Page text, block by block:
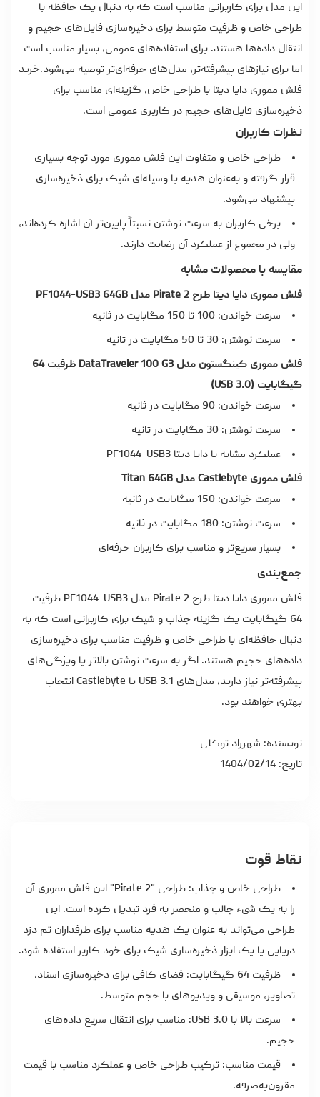
این مدل برای کاربرانی مناسب است که به دنبال یک حافظه با
طراحی خاص و ظرفیت متوسط برای ذخیره‌سازی فایل‌های حجیم و
انتقال داده‌ها هستند. برای استفاده‌های عمومی، بسیار مناسب است
اما برای نیازهای پیشرفته‌تر، مدل‌های حرفه‌ای‌تر توصیه می‌شود.خرید
فلش مموری دایا دیتا با طراحی خاص، گزینه‌ای مناسب برای
ذخیره‌سازی فایل‌های حجیم در کاربری عمومی است.
نظرات کاربران
طراحی خاص و متفاوت این فلش مموری مورد توجه بسیاری
قرار گرفته و به‌عنوان هدیه یا وسیله‌ای شیک برای ذخیره‌سازی
پیشنهاد می‌شود.
برخی کاربران به سرعت نوشتن نسبتاً پایین‌تر آن اشاره کرده‌اند،
ولی در مجموع از عملکرد آن رضایت دارند.
مقایسه با محصولات مشابه
فلش مموری دایا دیتا طرح Pirate 2 مدل PF1044-USB3 64GB
سرعت خواندن: 100 تا 150 مگابایت در ثانیه
سرعت نوشتن: 30 تا 50 مگابایت در ثانیه
فلش مموری کینگستون مدل DataTraveler 100 G3 ظرفیت 64
گیگابایت (USB 3.0)
سرعت خواندن: 90 مگابایت در ثانیه
سرعت نوشتن: 30 مگابایت در ثانیه
عملکرد مشابه با دایا دیتا PF1044-USB3
فلش مموری Castlebyte مدل Titan 64GB
سرعت خواندن: 150 مگابایت در ثانیه
سرعت نوشتن: 180 مگابایت در ثانیه
بسیار سریع‌تر و مناسب برای کاربران حرفه‌ای
جمع‌بندی
فلش مموری دایا دیتا طرح Pirate 2 مدل PF1044-USB3 ظرفیت
64 گیگابایت یک گزینه جذاب و شیک برای کاربرانی است که به
دنبال حافظه‌ای با طراحی خاص و ظرفیت مناسب برای ذخیره‌سازی
داده‌های حجیم هستند. اگر به سرعت نوشتن بالاتر یا ویژگی‌های
پیشرفته‌تر نیاز دارید، مدل‌های USB 3.1 یا Castlebyte انتخاب
بهتری خواهند بود.
نویسنده: شهرزاد توکلی
تاریخ: 1404/02/14
نقاط قوت
طراحی خاص و جذاب: طراحی "Pirate 2" این فلش مموری آن
را به یک شیء جالب و منحصر به فرد تبدیل کرده است. این
طراحی می‌تواند به عنوان یک هدیه مناسب برای طرفداران تم دزد
دریایی یا یک ابزار ذخیره‌سازی شیک برای خود کاربر استفاده شود.
ظرفیت 64 گیگابایت: فضای کافی برای ذخیره‌سازی اسناد،
تصاویر، موسیقی و ویدیوهای با حجم متوسط.
سرعت بالا با USB 3.0: مناسب برای انتقال سریع داده‌های
حجیم.
قیمت مناسب: ترکیب طراحی خاص و عملکرد مناسب با قیمت
مقرون‌به‌صرفه.